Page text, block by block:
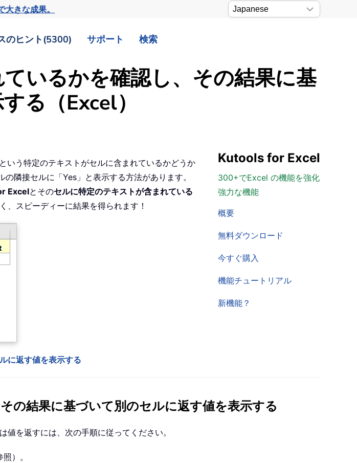
大きな成果。
のヒント(5300) サポート 検索
いるかを確認し、その結果に基
る（Excel）
Kutools for Excel
300+でExcel の機能を強化
強力な機能
概要
無料ダウンロード
今すぐ購入
機能チュートリアル
新機能？
う特定のテキストがセルに含まれているかどうか
隣接セルに「Yes」と表示する方法があります。
Excelとそのセルに特定のテキストが含まれている
、スピーディーに結果を得られます！
に返す値を表示する
の結果に基づいて別のセルに返す値を表示する
を返すには、次の手順に従ってください。
）。